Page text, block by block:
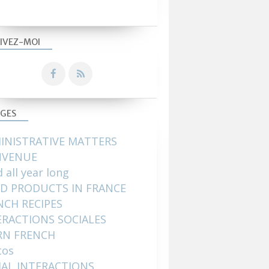
MOI
MATTERS
all year long
PRODUCTS IN FRANCE
RECIPES
SOCIALES
FRENCH
INTERACTIONS